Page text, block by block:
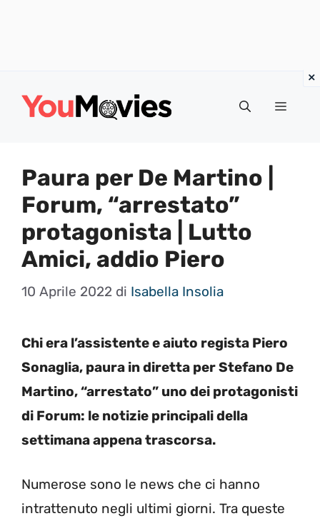
Menu
Paura per De Martino |
Forum, “arrestato”
protagonista | Lutto
Amici, addio Piero
10 Aprile 2022 di Isabella Insolia
Chi era l’assistente e aiuto regista Piero
Sonaglia, paura in diretta per Stefano De
Martino, “arrestato” uno dei protagonisti
di Forum: le notizie principali della
settimana appena trascorsa.
Numerose sono le news che ci hanno
intrattenuto negli ultimi giorni. Tra queste